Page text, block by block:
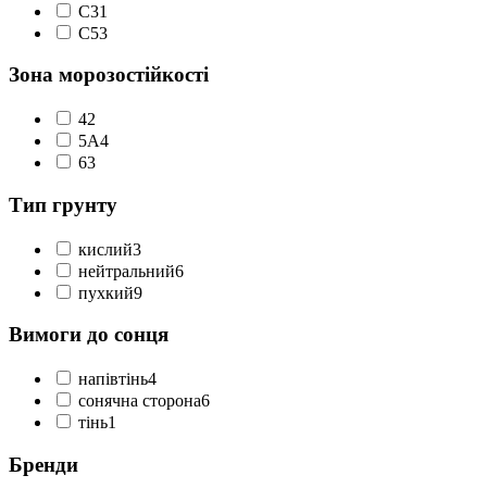
С31
С53
Зона морозостійкості
42
5А4
63
Тип грунту
кислий3
нейтральний6
пухкий9
Вимоги до сонця
напівтінь4
сонячна сторона6
тінь1
Бренди